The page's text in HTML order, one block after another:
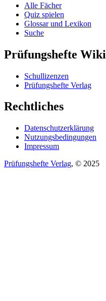
Alle Fächer
Quiz spielen
Glossar und Lexikon
Suche
Prüfungshefte Wiki
Schullizenzen
Prüfungshefte Verlag
Rechtliches
Datenschutzerklärung
Nutzungsbedingungen
Impressum
Prüfungshefte Verlag, © 2025